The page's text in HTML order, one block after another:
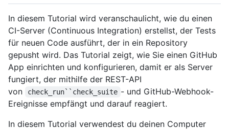
In diesem Tutorial wird veranschaulicht, wie du einen
CI-Server (Continuous Integration) erstellst, der Tests
für neuen Code ausführt, der in ein Repository
gepusht wird. Das Tutorial zeigt, wie Sie einen GitHub
App einrichten und konfigurieren, damit er als Server
fungiert, der mithilfe der REST-API
von
check_run``check_suite - und GitHub-Webhook-
Ereignisse empfängt und darauf reagiert.
In diesem Tutorial verwendest du deinen Computer